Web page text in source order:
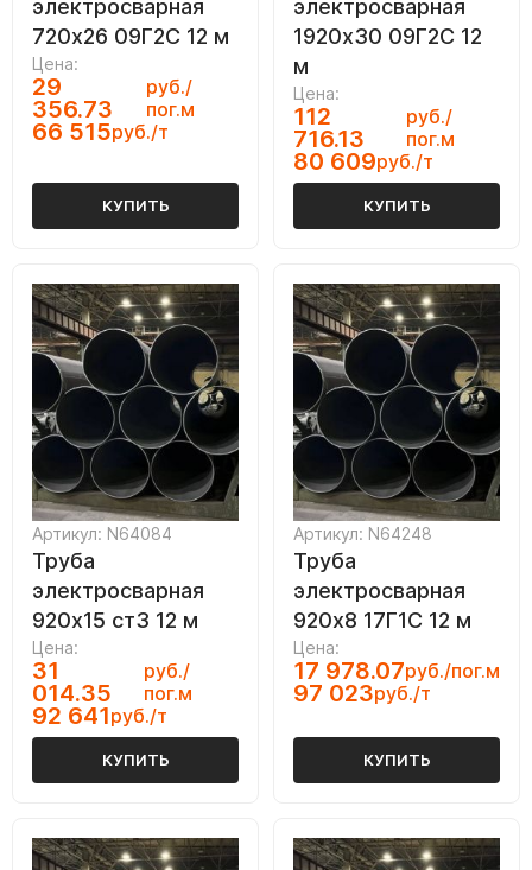
электросварная
720х26 09Г2С 12 м
Цена:
29
356.73
руб./
пог.м
66 515руб./т
КУПИТЬ
электросварная
1920х30 09Г2С 12
м
Цена:
112
716.13
руб./
пог.м
80 609руб./т
КУПИТЬ
Артикул: N64084
Труба
электросварная
920х15 ст3 12 м
Цена:
31
014.35
руб./
пог.м
92 641руб./т
КУПИТЬ
Артикул: N64248
Труба
электросварная
920х8 17Г1С 12 м
Цена:
17 978.07руб./пог.м
97 023руб./т
КУПИТЬ